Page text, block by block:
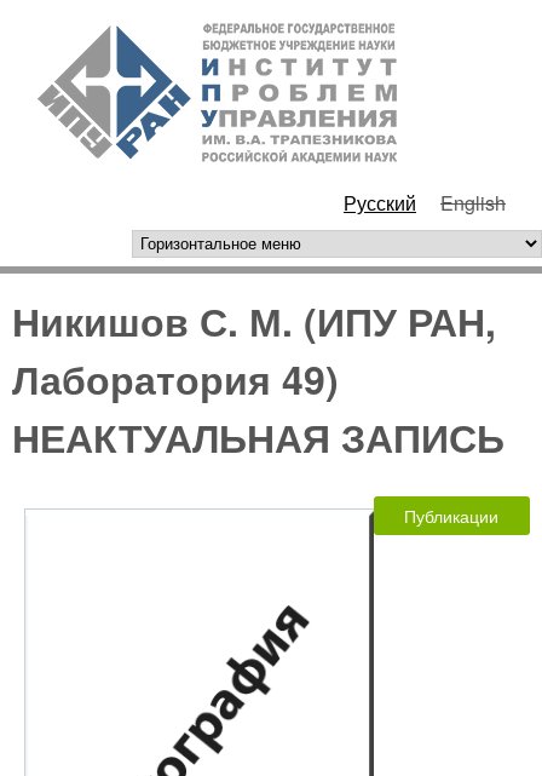
Перейти к основному
содержанию
РАН
Русский English
горизонтальное меню
Никишов С. М. (ИПУ РАН,
Лаборатория 49)
НЕАКТУАЛЬНАЯ ЗАПИСЬ
Публикации